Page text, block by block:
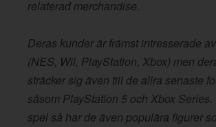
relaterad merchandise.
Deras kunder är främst intresserade
(NES, Wii, PlayStation, Xbox) men
sträcker sig även till de allra senaste
såsom PlayStation 5 och Xbox Series.
spel så har de även populära figurer